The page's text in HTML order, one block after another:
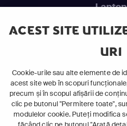
ACEST SITE
URI
Cookie-urile sau alte elemente de
acest site web în scopuri
precum și în scopul afișării de
clic pe butonul "Permitere toate",
modulelor cookie. Puteți modifica
Laptop
ABONEAZĂ-TE
Cerințe de